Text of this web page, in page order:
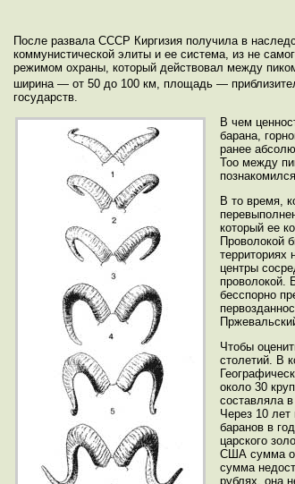
После развала СССР Киргизия получила в
коммунистической элиты и ее система, из не
режимом охраны, который действовал между
ширина — от 50 до 100 км, площадь —
государств.
В чем
барана,
ранее
Тоо между
В то время,
который ее
Проволокой
центры
проволокой.
бесспорно
Чтобы
столетий. В
около 30
составляла
Через 10 лет
баранов в
царского
США сумма
сумма
рублях, она